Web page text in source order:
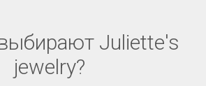
Juliette's
jewelry?